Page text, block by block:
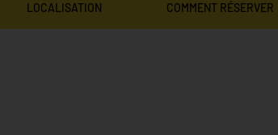
LOCALISATION COMMENT RÉSERVER